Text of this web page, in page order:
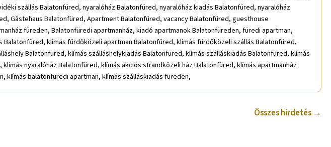
szállás Balatonfüred, nyaralóház Balatonfüred, nyaralóház kiadás Balatonfüred, nyaralóház
Gästehaus Balatonfüred, Apartment Balatonfüred, vacancy Balatonfüred, guesthouse
füreden, Balatonfüredi apartmanház, kiadó apartmanok Balatonfüreden, füredi apartman,
klímás fürdőközeli apartman Balatonfüred, klímás fürdőközeli szállás Balatonfüred,
Balatonfüred, klímás szálláshelykiadás Balatonfüred, klímás szálláskiadás Balatonfüred, klímás
nyaralóház Balatonfüred, klímás akciós strandközeli ház Balatonfüred, klímás apartmanház
klímás balatonfüredi apartman, klímás szálláskiadás füreden,
Összes hirdetés →